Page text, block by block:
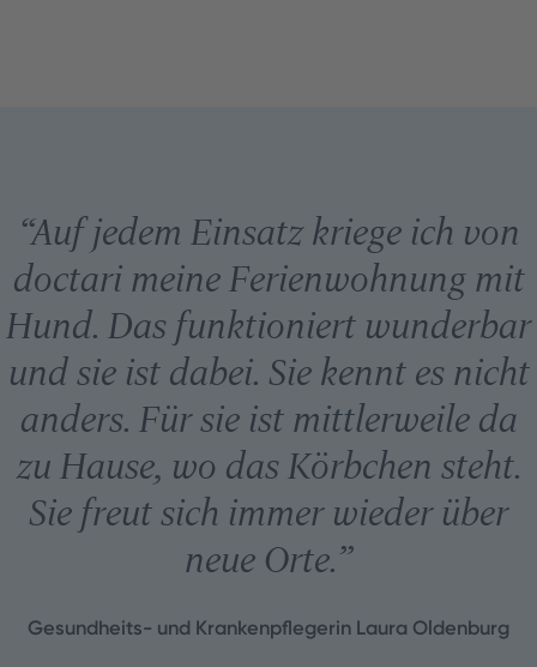
“Auf jedem Einsatz kriege ich von
doctari meine Ferienwohnung mit
Hund. Das funktioniert wunderbar
und sie ist dabei. Sie kennt es nicht
anders. Für sie ist mittlerweile da
zu Hause, wo das Körbchen steht.
Sie freut sich immer wieder über
neue Orte.”
Gesundheits- und Krankenpflegerin Laura Oldenburg